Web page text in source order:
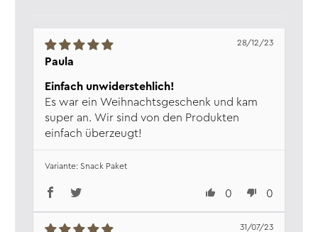
frischen Geschmack des Basilikums ist sie ein tolles
Topping für geröstetes Brot, unsere Grissini oder Cracker.
Toskana Blend
Die typischen Kräuter und Gewürze der Toskana vereint in
einer Würzmischung: Der Toskana Blend schmeckt
Frischkäse.
Gar kein Problem! Das Set ist natürlich auch ein leckerer
Paula
28/12/23
Einfach unwiderstehlich!
Es war ein Weihnachtsgeschenk und kam
super an. Wir sind von den Produkten
einfach überzeugt!
0 0
Snack Paket
31/07/23